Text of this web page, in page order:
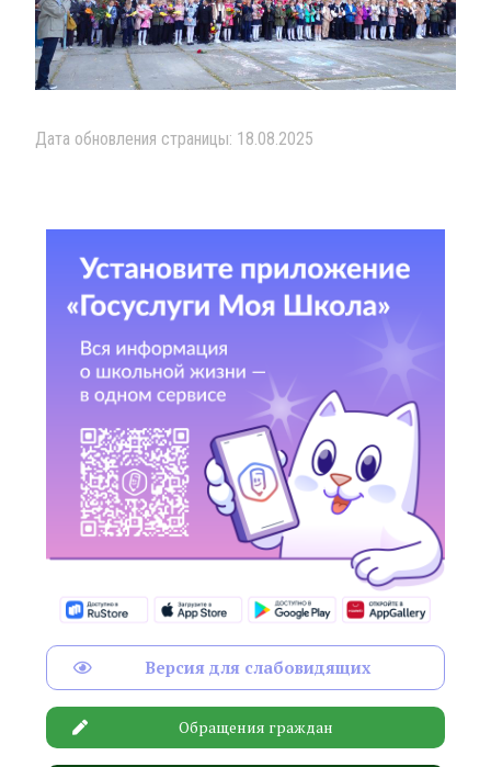
Дата обновления страницы: 18.08.2025
Версия для слабовидящих
Обращения граждан